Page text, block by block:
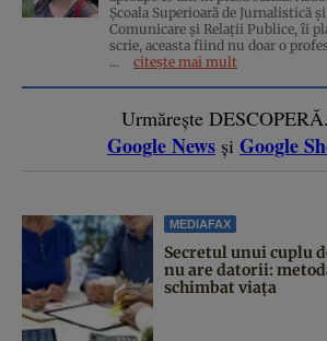
Școala Superioară de Jurnalistică
Comunicare și Relații Publice, îi
scrie, aceasta fiind nu doar o
...
citește mai mult
Urmărește
Google News și Google
MEDIAFAX
Secretul unui cuplu
nu are datorii:
schimbat viața